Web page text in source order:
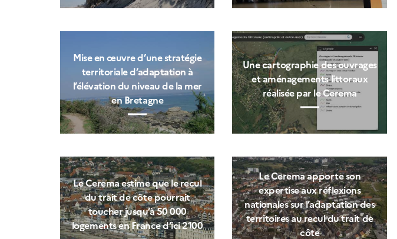
Mise en œuvre d’une stratégie
territoriale d’adaptation à
l’élévation du niveau de la mer
en Bretagne
Une cartographie des ouvrages
et aménagements littoraux
réalisée par le Cerema
Le Cerema estime que le recul
du trait de côte pourrait
toucher jusqu’à 50 000
logements en France d’ici 2100
Le Cerema apporte son
expertise aux réflexions
nationales sur l’adaptation des
territoires au recul du trait de
côte